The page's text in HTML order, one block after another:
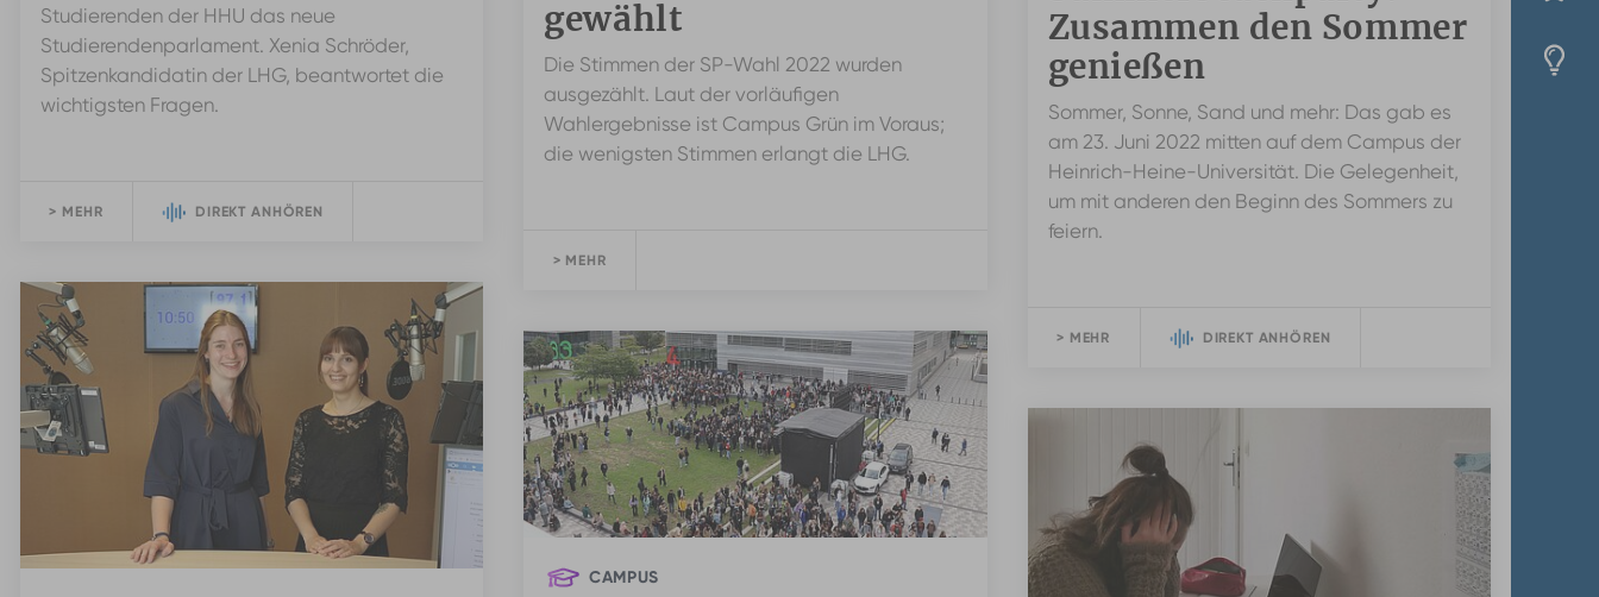
Studierenden der HHU das neue
Studierendenparlament. Xenia Schröder,
Spitzenkandidatin der LHG, beantwortet die
wichtigsten Fragen.
> MEHR DIREKT ANHÖREN
gewählt
Die Stimmen der SP-Wahl 2022 wurden
ausgezählt. Laut der vorläufigen
Wahlergebnisse ist Campus Grün im Voraus;
die wenigsten Stimmen erlangt die LHG.
> MEHR
Zusammen den Sommer
genießen
Sommer, Sonne, Sand und mehr: Das gab es
am 23. Juni 2022 mitten auf dem Campus der
Heinrich-Heine-Universität. Die Gelegenheit,
um mit anderen den Beginn des Sommers zu
feiern.
> MEHR DIREKT ANHÖREN
CAMPUS